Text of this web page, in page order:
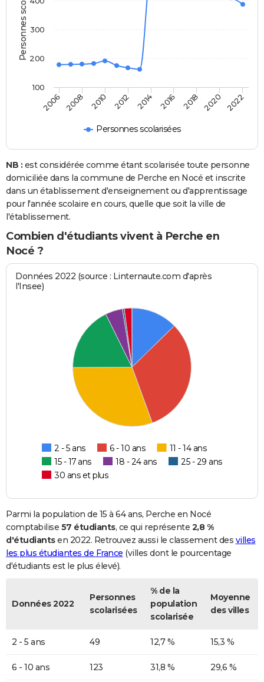
Personnes scolarisées
2006 2008 2010 2012 2014 2016 2018 2020 2022
100
200
300
NB : est considérée comme étant scolarisée toute personne
domiciliée dans la commune de Perche en Nocé et inscrite
dans un établissement d'enseignement ou d'apprentissage
pour l'année scolaire en cours, quelle que soit la ville de
l'établissement.
Combien d'étudiants vivent à Perche en
Nocé ?
Données 2022 (source : Linternaute.com d'après
l'Insee)
2 - 5 ans 6 - 10 ans
11 - 14 ans
15 - 17 ans
18 - 24 ans
25 - 29 ans
30 ans et plus
Parmi la population de 15 à 64 ans, Perche en Nocé
comptabilise 57 étudiants, ce qui représente 2,8 %
d'étudiantsen 2022. Retrouvez aussi le classement des villes
les plus étudiantes de France (villes dont le pourcentage
d'étudiants est le plus élevé).
Données 2022
Personnes
scolarisées
% de la
population
scolarisée
Moyenne
des villes
2 - 5 ans 49 12,7 % 15,3 %
6 - 10 ans 123 31,8 % 29,6 %